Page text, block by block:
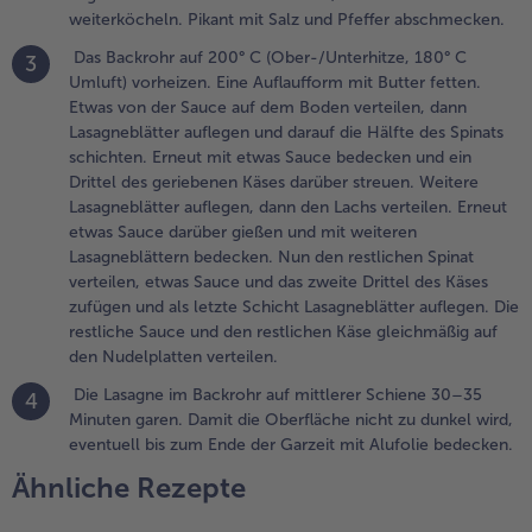
Backrohr auf
Unterhitze,
C Umluft)
Eine
mit
fetten.
von der
auf dem
verteilen,
und
die Hälfte
Spinats
etwas Sauce
weiterköcheln. Pikant mit Salz und Pfeffer abschmecken.
3
Das Backrohr auf 200° C (Ober-/Unterhitze, 180° C
Umluft) vorheizen. Eine Auflaufform mit Butter fetten.
Etwas von der Sauce auf dem Boden verteilen, dann
Lasagneblätter auflegen und darauf die Hälfte des Spinats
schichten. Erneut mit etwas Sauce bedecken und ein
Drittel des geriebenen Käses darüber streuen. Weitere
Lasagneblätter auflegen, dann den Lachs verteilen. Erneut
etwas Sauce darüber gießen und mit weiteren
Lasagneblättern bedecken. Nun den restlichen Spinat
verteilen, etwas Sauce und das zweite Drittel des Käses
zufügen und als letzte Schicht Lasagneblätter auflegen. Die
restliche Sauce und den restlichen Käse gleichmäßig auf
den Nudelplatten verteilen.
4
Die Lasagne im Backrohr auf mittlerer Schiene 30–35
Minuten garen. Damit die Oberfläche nicht zu dunkel wird,
eventuell bis zum Ende der Garzeit mit Alufolie bedecken.
Ähnliche Rezepte